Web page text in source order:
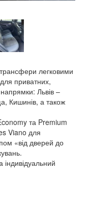
легковими
приватних,
Львів –
Кишинів, а також
та Premium
Viano для
«від дверей до
індивідуальний